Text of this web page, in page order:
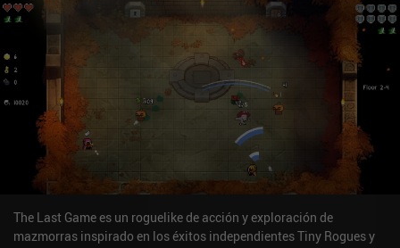
The Last Game es un roguelike de acción y exploración de
mazmorras inspirado en los éxitos independientes Tiny Rogues y